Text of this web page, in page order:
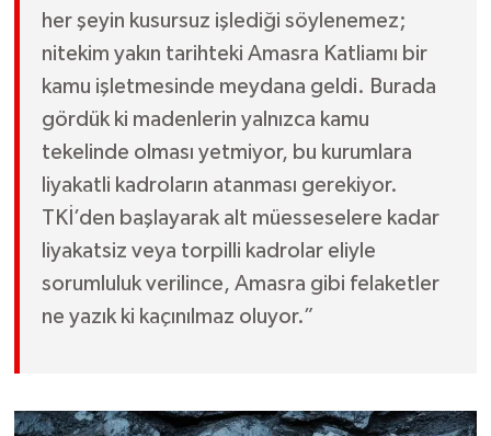
her şeyin kusursuz işlediği söylenemez;
nitekim yakın tarihteki Amasra Katliamı bir
kamu işletmesinde meydana geldi. Burada
gördük ki madenlerin yalnızca kamu
tekelinde olması yetmiyor, bu kurumlara
liyakatli kadroların atanması gerekiyor.
TKİ’den başlayarak alt müesseselere kadar
liyakatsiz veya torpilli kadrolar eliyle
sorumluluk verilince, Amasra gibi felaketler
ne yazık ki kaçınılmaz oluyor.”